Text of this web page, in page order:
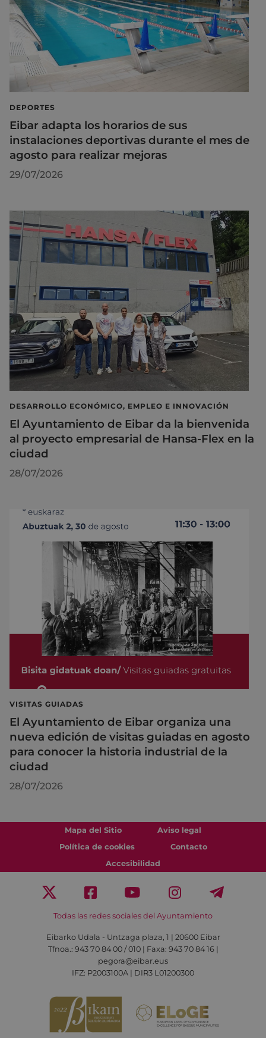
DEPORTES
Eibar adapta los horarios de sus
instalaciones deportivas durante el mes de
agosto para realizar mejoras
29/07/2026
DESARROLLO ECONÓMICO, EMPLEO E INNOVACIÓN
El Ayuntamiento de Eibar da la bienvenida
al proyecto empresarial de Hansa-Flex en la
ciudad
28/07/2026
VISITAS GUIADAS
El Ayuntamiento de Eibar organiza una
nueva edición de visitas guiadas en agosto
para conocer la historia industrial de la
ciudad
28/07/2026
Mapa del Sitio
Aviso legal
Política de cookies
Contacto
Accesibilidad
Todas las redes sociales del Ayuntamiento
Eibarko Udala - Untzaga plaza, 1 | 20600 Eibar
Tfnoa.: 943 70 84 00 / 010 | Faxa: 943 70 84 16 |
pegora@eibar.eus
IFZ: P2003100A | DIR3 L01200300